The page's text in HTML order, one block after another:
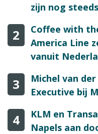
zijn nog
2
Coffee with
America Line
vanuit
3
Michel van
Executive bij
4
KLM en
Napels aan